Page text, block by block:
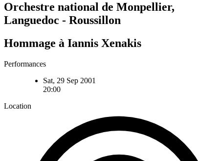
Orchestre national de Monpellier,
Languedoc - Roussillon
Hommage à Iannis Xenakis
Performances
Sat, 29 Sep 2001
20:00
Location